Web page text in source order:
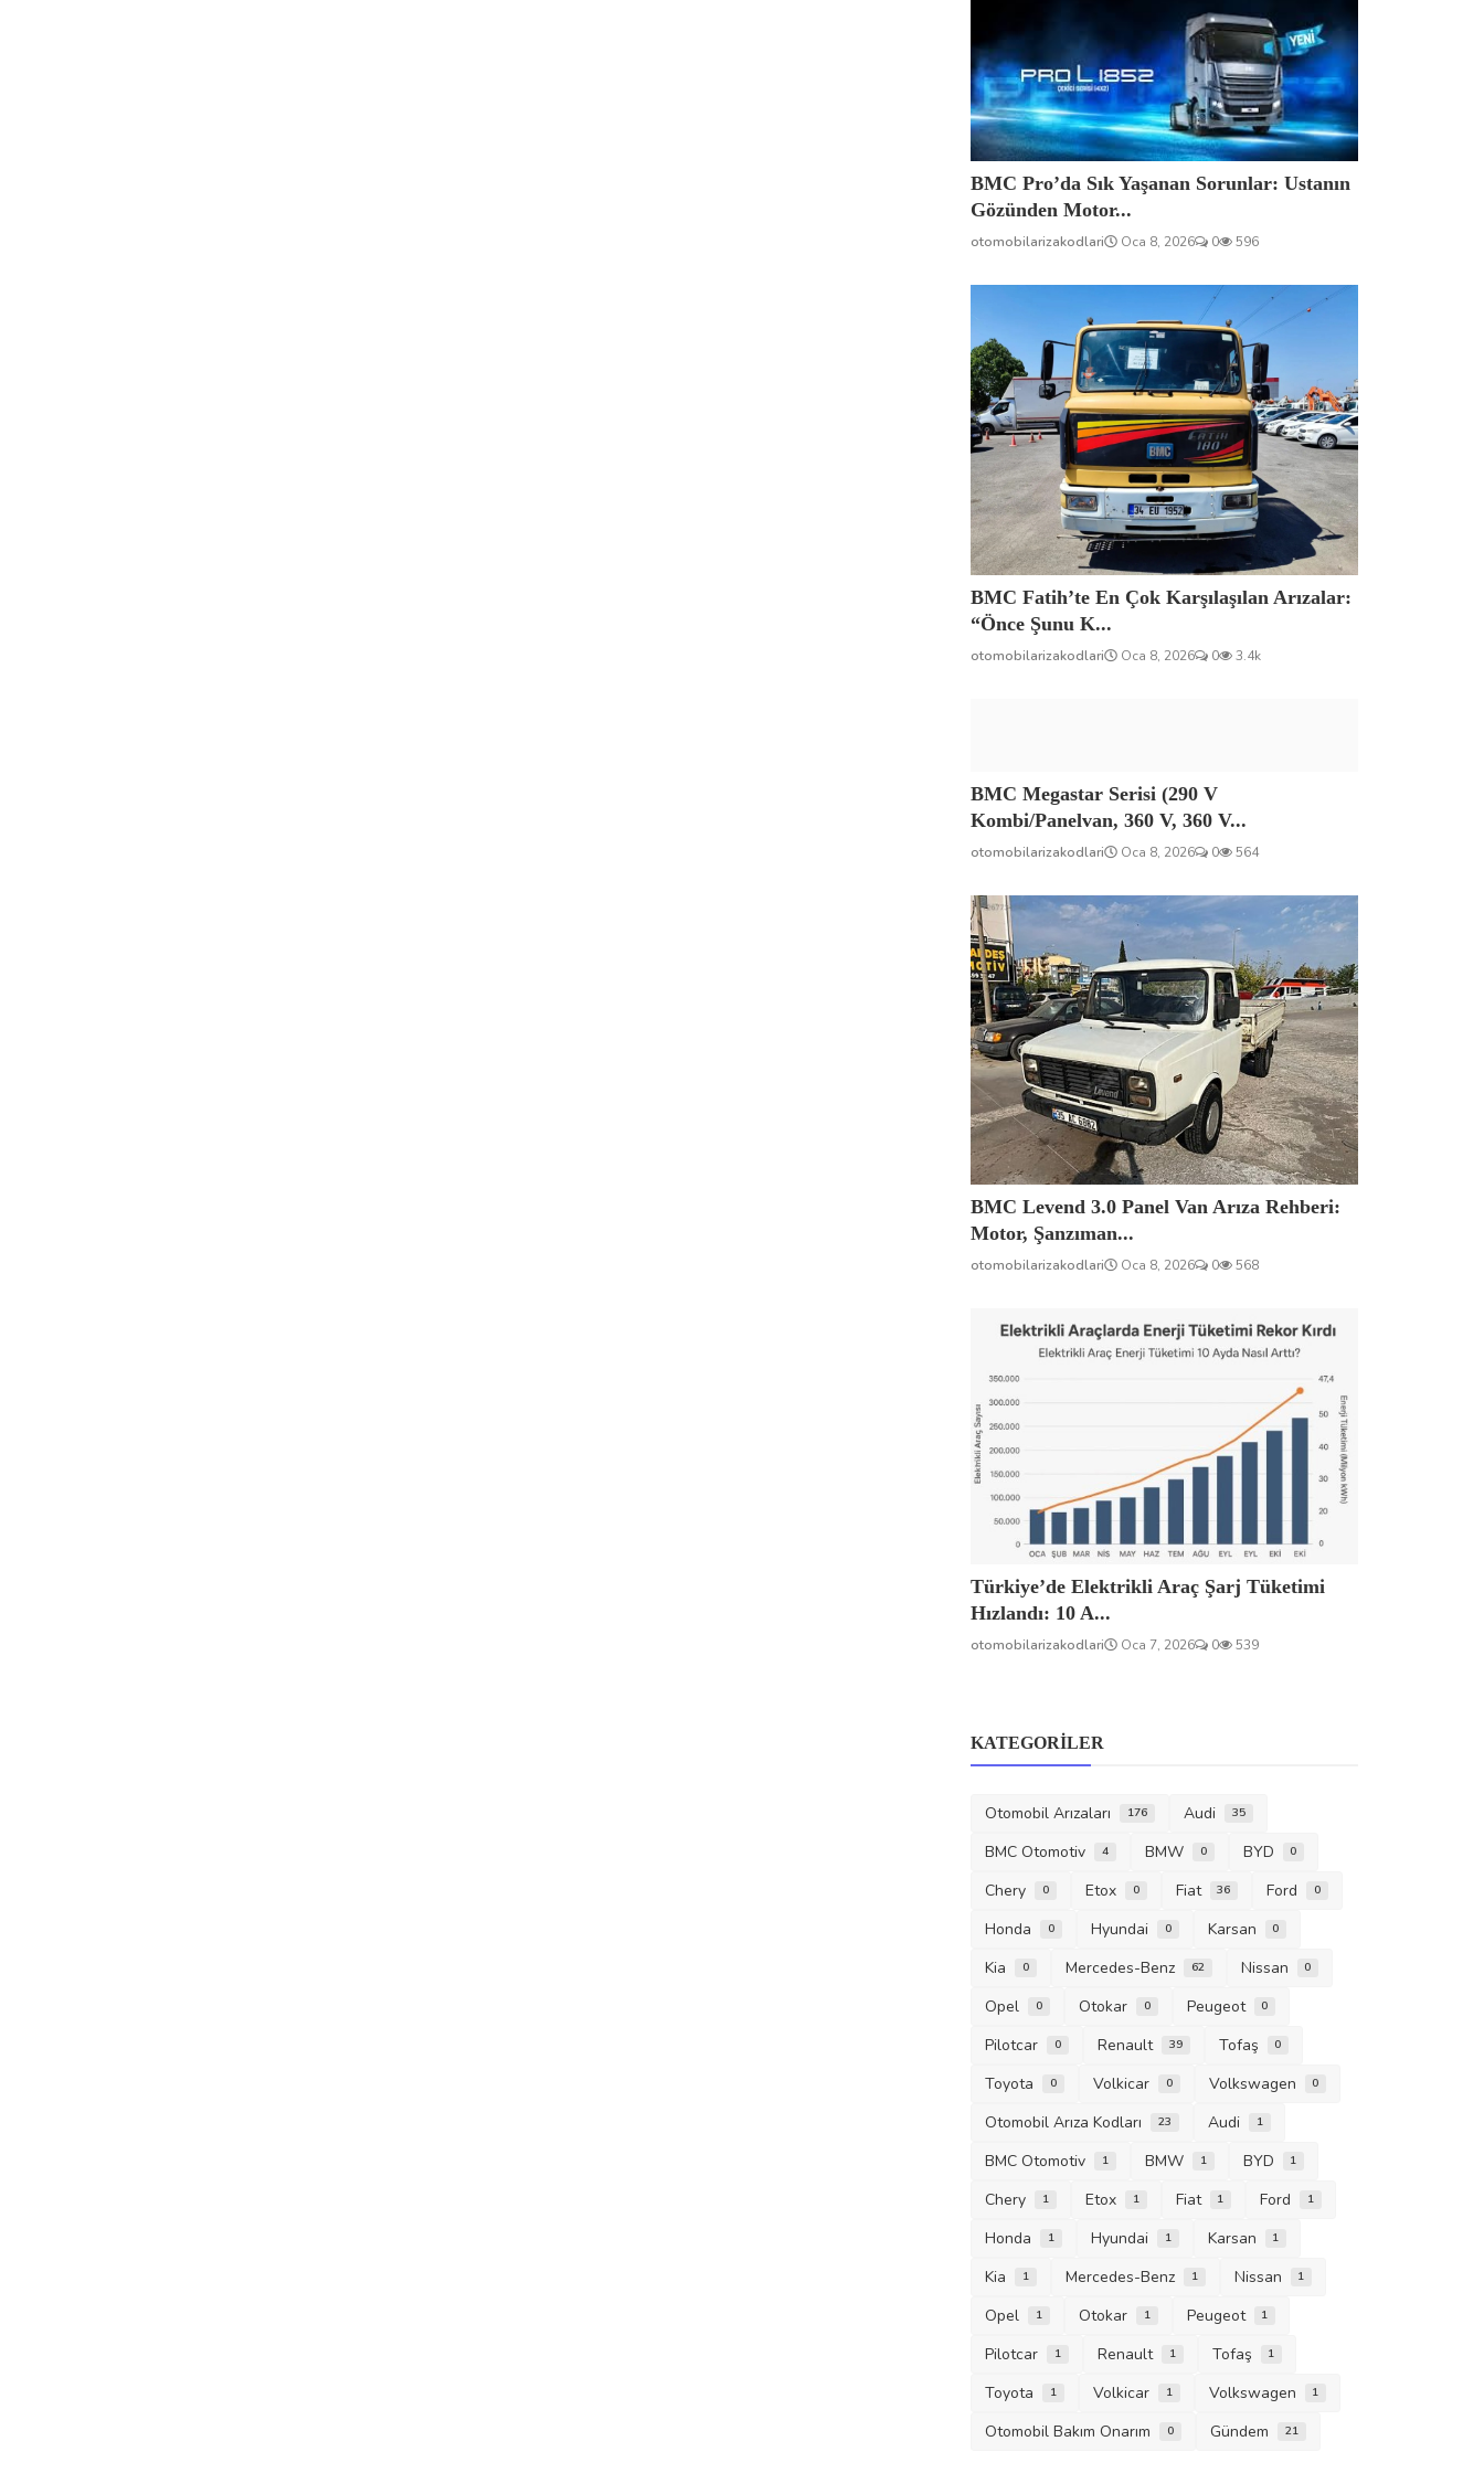
BMC Pro’da Sık Yaşanan Sorunlar: Ustanın
Gözünden Motor...
otomobilarizakodlari Oca 8, 2026 0 596
BMC Fatih’te En Çok Karşılaşılan Arızalar:
“Önce Şunu K...
otomobilarizakodlari Oca 8, 2026 0 3.4k
BMC Megastar Serisi (290 V
Kombi/Panelvan, 360 V, 360 V...
otomobilarizakodlari Oca 8, 2026 0 564
BMC Levend 3.0 Panel Van Arıza Rehberi:
Motor, Şanzıman...
otomobilarizakodlari Oca 8, 2026 0 568
Türkiye’de Elektrikli Araç Şarj Tüketimi
Hızlandı: 10 A...
otomobilarizakodlari Oca 7, 2026 0 539
KATEGORILER
Otomobil Arızaları 176 Audi 35
BMC Otomotiv 4 BMW 0 BYD 0
Chery 0 Etox 0 Fiat 36 Ford 0
Honda 0 Hyundai 0 Karsan 0
Kia 0 Mercedes-Benz 62 Nissan 0
Opel 0 Otokar 0 Peugeot 0
Pilotcar 0 Renault 39 Tofaş 0
Toyota 0 Volkicar 0 Volkswagen 0
Otomobil Arıza Kodları 23 Audi 1
BMC Otomotiv 1 BMW 1 BYD 1
Chery 1 Etox 1 Fiat 1 Ford 1
Honda 1 Hyundai 1 Karsan 1
Kia 1 Mercedes-Benz 1 Nissan 1
Opel 1 Otokar 1 Peugeot 1
Pilotcar 1 Renault 1 Tofaş 1
Toyota 1 Volkicar 1 Volkswagen 1
Otomobil Bakım Onarım 0 Gündem 21